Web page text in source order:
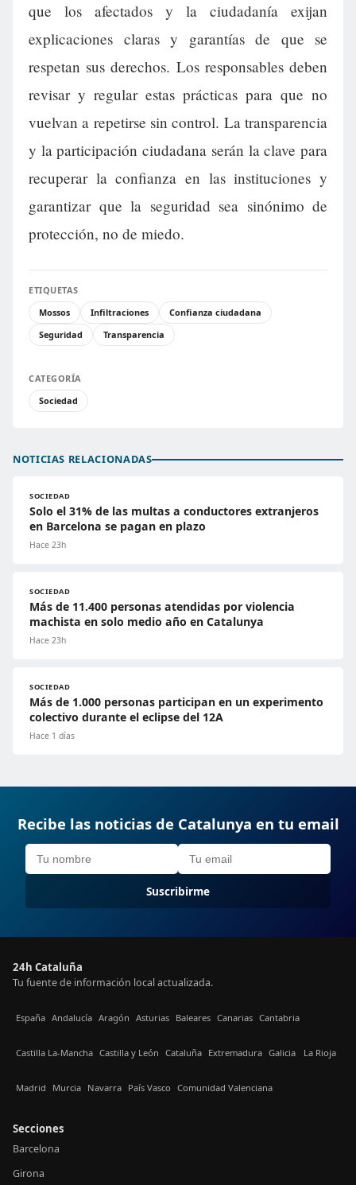
que los afectados y la ciudadanía exijan
explicaciones claras y garantías de que se
respetan sus derechos. Los responsables deben
revisar y regular estas prácticas para que no
vuelvan a repetirse sin control. La transparencia
y la participación ciudadana serán la clave para
recuperar la confianza en las instituciones y
garantizar que la seguridad sea sinónimo de
protección, no de miedo.
ETIQUETAS
Mossos
Infiltraciones
Confianza ciudadana
Seguridad
Transparencia
CATEGORÍA
Sociedad
NOTICIAS RELACIONADAS
SOCIEDAD
Solo el 31% de las multas a conductores extranjeros
en Barcelona se pagan en plazo
Hace 23h
SOCIEDAD
Más de 11.400 personas atendidas por violencia
machista en solo medio año en Catalunya
Hace 23h
SOCIEDAD
Más de 1.000 personas participan en un experimento
colectivo durante el eclipse del 12A
Hace 1 días
Recibe las noticias de Catalunya en tu email
Suscribirme
24h Cataluña
Tu fuente de información local actualizada.
España Andalucía Aragón Asturias Baleares Canarias Cantabria
Castilla La-Mancha Castilla y León Cataluña Extremadura Galicia La Rioja
Madrid Murcia Navarra País Vasco Comunidad Valenciana
Secciones
Barcelona
Girona